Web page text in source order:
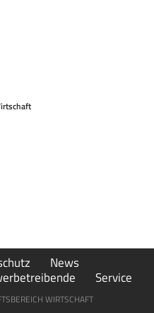
News
Service
WIRTSCHAFT